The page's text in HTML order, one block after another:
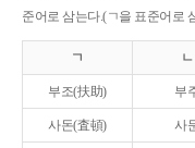
준어로 삼는다.(ㄱ을 표준어로
ㄱ ㄴ
부조(扶助) 부
사돈(査頓) 사